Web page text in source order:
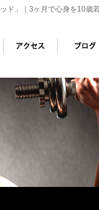
ド」｜3ヶ月で心身を10歳